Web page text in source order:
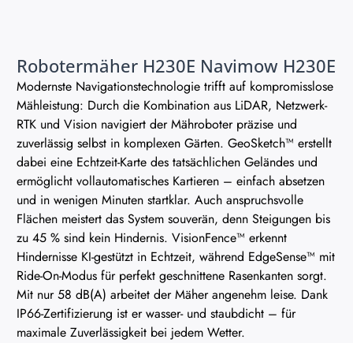
Robotermäher H230E Navimow H230E
Modernste Navigationstechnologie trifft auf kompromisslose
Mähleistung: Durch die Kombination aus LiDAR, Netzwerk-
RTK und Vision navigiert der Mähroboter präzise und
zuverlässig selbst in komplexen Gärten. GeoSketch™ erstellt
dabei eine Echtzeit-Karte des tatsächlichen Geländes und
ermöglicht vollautomatisches Kartieren – einfach absetzen
und in wenigen Minuten startklar. Auch anspruchsvolle
Flächen meistert das System souverän, denn Steigungen bis
zu 45 % sind kein Hindernis. VisionFence™ erkennt
Hindernisse KI-gestützt in Echtzeit, während EdgeSense™ mit
Ride-On-Modus für perfekt geschnittene Rasenkanten sorgt.
Mit nur 58 dB(A) arbeitet der Mäher angenehm leise. Dank
IP66-Zertifizierung ist er wasser- und staubdicht – für
maximale Zuverlässigkeit bei jedem Wetter.